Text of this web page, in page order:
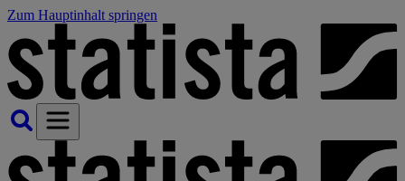
Zum Hauptinhalt springen